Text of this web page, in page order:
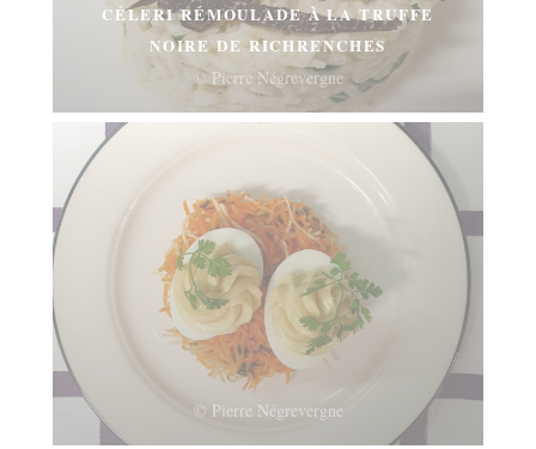
CÉLERI RÉMOULADE À LA TRUFFE
NOIRE DE RICHRENCHES
© Pierre Négrevergne
© Pierre Négrevergne